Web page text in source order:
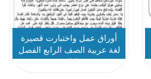
أوراق عمل واختبارت قصيرة
لغة عربية الصف الرابع الفصل
الثالث